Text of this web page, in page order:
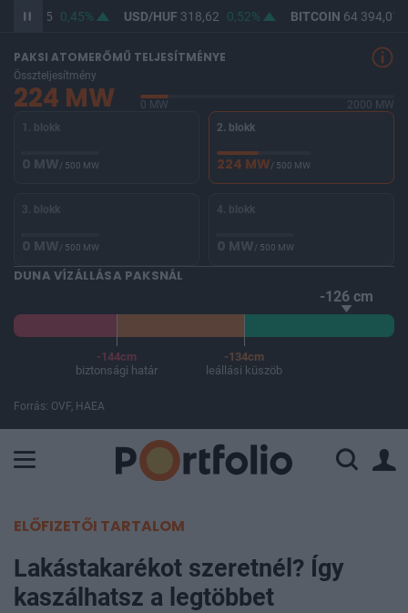
367,05 0,45% USD/HUF318,62 0,52% BITCOIN64 394,01
PAKSI ATOMERŐMŰ TELJESÍTMÉNYE
Összteljesítmény
224 MW 0 MW
2000 MW
1. blokk
0 MW/ 500 MW
2. blokk
224 MW/ 500 MW
3. blokk
0 MW/ 500 MW
4. blokk
0 MW/ 500 MW
DUNA VÍZÁLLÁSA PAKSNÁL
-126 cm
-144cm
biztonsági határ
-134cm
leállási küszöb
Forrás: OVF, HAEA
ELŐFIZETŐI TARTALOM
Lakástakarékot szeretnél? Így
kaszálhatsz a legtöbbet